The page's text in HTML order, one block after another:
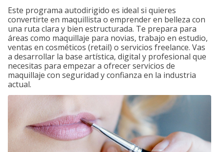
Este programa autodirigido es ideal si quieres
convertirte en maquillista o emprender en belleza con
una ruta clara y bien estructurada. Te prepara para
áreas como maquillaje para novias, trabajo en estudio,
ventas en cosméticos (retail) o servicios freelance. Vas
a desarrollar la base artística, digital y profesional que
necesitas para empezar a ofrecer servicios de
maquillaje con seguridad y confianza en la industria
actual.